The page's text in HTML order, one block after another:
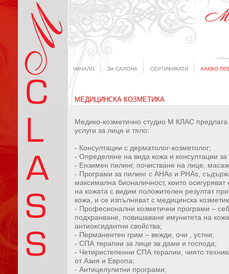
КАКВО
СЕРТИФИКАТИ
ЗА САЛОНА
НАЧАЛО
МЕДИЦИНСКА КОЗМЕТИКА
Медико-козметично студио М КЛАС предлага
услуги за лице и тяло:
- Консултации с дерматолог-козметолог;
- Определяне на вида кожа и консултации за
- Ензимен пилинг, почистване на лице,
- Програми за пилинг с АНАs и PHAs,
максимална бионаличност, които
на кожата с видим положителен резултат
кожа, и се изпълняват с медицинска
- Професионални козметични програми –
подхранване, повишаване имунитета на
антиоксидантни свойства;
- Перманентен грим – вежди, очи , устни;
- СПА терапии за лице за дами и господа;
- Четиристепенни СПА терапии, чиято
от Азия и Европа;
- Антицелулитни програми;